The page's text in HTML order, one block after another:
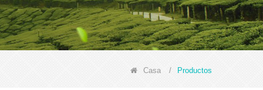
Casa / Productos